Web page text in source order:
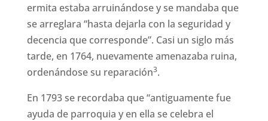
ermita estaba arruinándose y se mandaba que
se arreglara “hasta dejarla con la seguridad y
decencia que corresponde”. Casi un siglo más
tarde, en 1764, nuevamente amenazaba ruina,
ordenándose su reparación3.
En 1793 se recordaba que “antiguamente fue
ayuda de parroquia y en ella se celebra el